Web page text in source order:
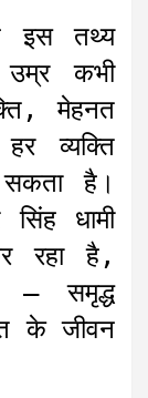
इस तथ्य
कभी
मेहनत
व्यक्ति
है।
धामी
रहा है,
– समृद्ध
के जीवन